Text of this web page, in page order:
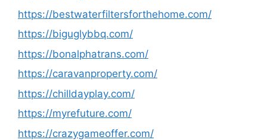
https://bestwaterfiltersforthehome.com/
https://biguglybbq.com/
https://bonalphatrans.com/
https://caravanproperty.com/
https://chilldayplay.com/
https://myrefuture.com/
https://crazygameoffer.com/